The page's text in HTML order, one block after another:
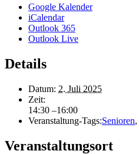
Google Kalender
iCalendar
Outlook 365
Outlook Live
Details
Datum: 2. Juli 2025
Zeit:
14:30 –16:00
Veranstaltung-Tags:Senioren,
Veranstaltungsort